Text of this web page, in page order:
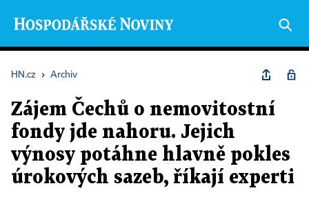
HN.cz › Archiv
Zájem Čechů o nemovitostní
fondy jde nahoru. Jejich
výnosy potáhne hlavně pokles
úrokových sazeb, říkají experti